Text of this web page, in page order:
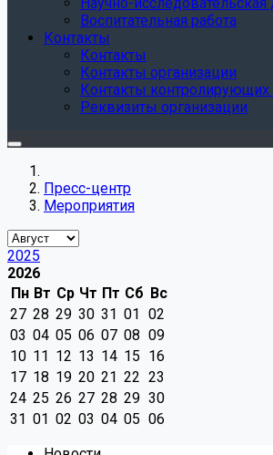
Воспитательная работа
Контакты
Контакты
Контакты организации
Контакты контролирующих
Реквизиты организации
Пресс-центр
Мероприятия
2025
2026
Пн Вт Ср Чт Пт Сб Вс
27 28 29 30 31 01 02
03 04 05 06 07 08 09
10 11 12 13 14 15 16
17 18 19 20 21 22 23
24 25 26 27 28 29 30
31 01 02 03 04 05 06